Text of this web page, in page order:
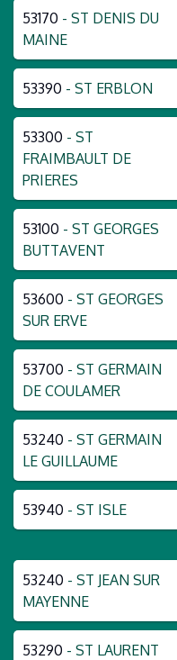
53170 - ST DENIS DU
MAINE
53390 - ST ERBLON
53300 - ST
FRAIMBAULT DE
PRIERES
53100 - ST GEORGES
BUTTAVENT
53600 - ST GEORGES
SUR ERVE
53700 - ST GERMAIN
DE COULAMER
53240 - ST GERMAIN
LE GUILLAUME
53940 - ST ISLE
53240 - ST JEAN SUR
MAYENNE
53290 - ST LAURENT